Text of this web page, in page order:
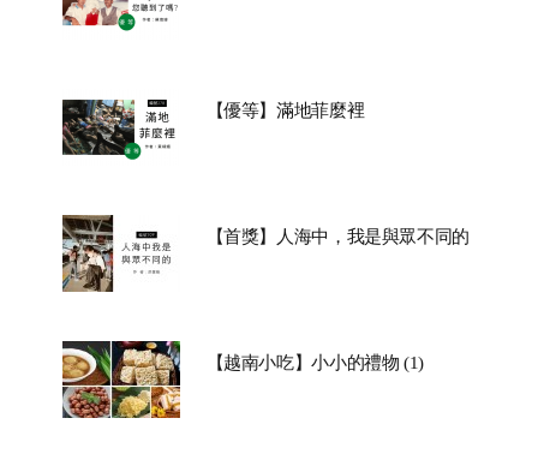
【優等】滿地菲麼裡
【首獎】人海中，我是與眾不同的
【越南小吃】小小的禮物 (1)